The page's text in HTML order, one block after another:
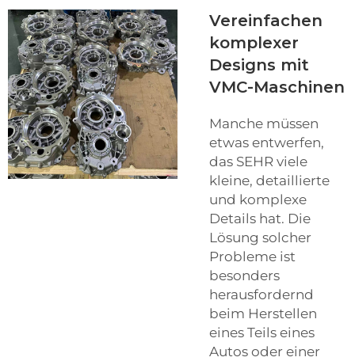
Vereinfachen
komplexer
Designs mit
VMC-Maschinen
Manche müssen
etwas entwerfen,
das SEHR viele
kleine, detaillierte
und komplexe
Details hat. Die
Lösung solcher
Probleme ist
besonders
herausfordernd
beim Herstellen
eines Teils eines
Autos oder einer